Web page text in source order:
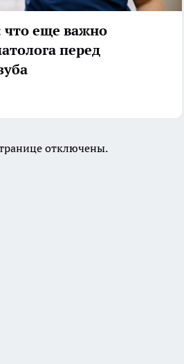
что еще важно
перед
отключены.